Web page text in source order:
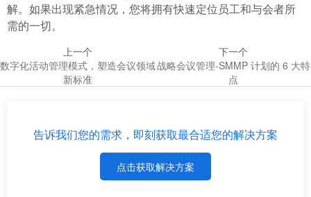
解。如果出现紧急情况，您将拥有快速定位员工和与会者所
需的一切。
上一个
数字化活动管理模式，塑造会议领域
新标准
下一个
战略会议管理-SMMP 计划的 6 大特
点
告诉我们您的需求，即刻获取最合适您的解决方案
点击获取解决方案